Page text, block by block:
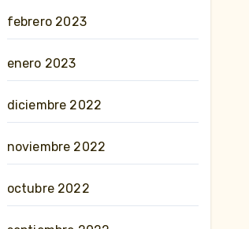
febrero 2023
enero 2023
diciembre 2022
noviembre 2022
octubre 2022